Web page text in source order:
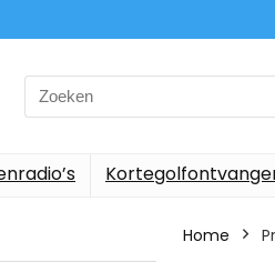
Search
for:
Home